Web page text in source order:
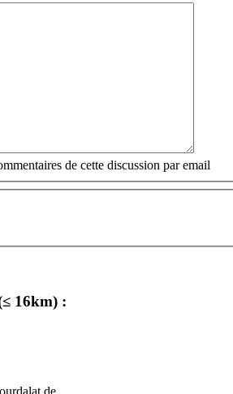
de cette discussion par email
16km) :
de